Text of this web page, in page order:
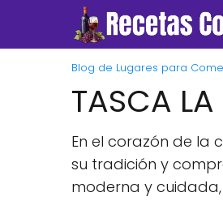
Blog de Lugares para
TASCA LA
En el corazón de la
su tradición y
moderna y